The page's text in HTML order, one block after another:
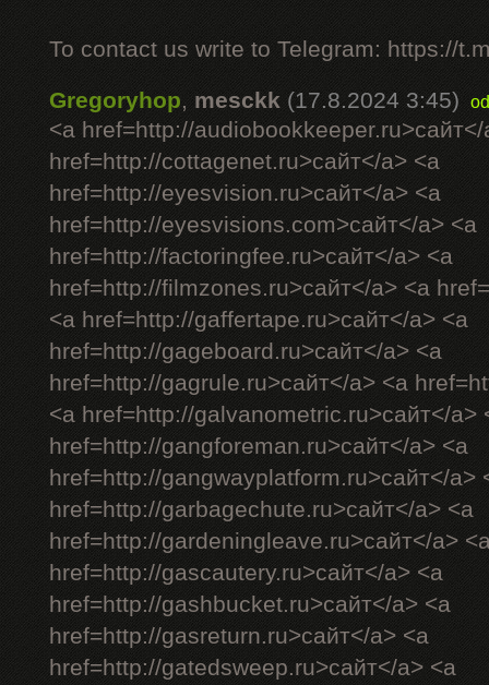
To contact us write to Telegram: https://
Gregoryhop,mesckk (17.8.2024 3:45)
<a href=http://audiobookkeeper.ru>сайт</
href=http://cottagenet.ru>сайт</a> <a
href=http://eyesvision.ru>сайт</a> <a
href=http://eyesvisions.com>сайт</a> <a
href=http://factoringfee.ru>сайт</a> <a
href=http://filmzones.ru>сайт</a> <a
<a href=http://gaffertape.ru>сайт</a> <a
href=http://gageboard.ru>сайт</a> <a
href=http://gagrule.ru>сайт</a> <a
<a href=http://galvanometric.ru>сайт</a>
href=http://gangforeman.ru>сайт</a> <a
href=http://gangwayplatform.ru>сайт</a>
href=http://garbagechute.ru>сайт</a> <a
href=http://gardeningleave.ru>сайт</a>
href=http://gascautery.ru>сайт</a> <a
href=http://gashbucket.ru>сайт</a> <a
href=http://gasreturn.ru>сайт</a> <a
href=http://gatedsweep.ru>сайт</a> <a